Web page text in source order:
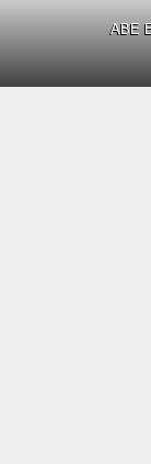
ABE